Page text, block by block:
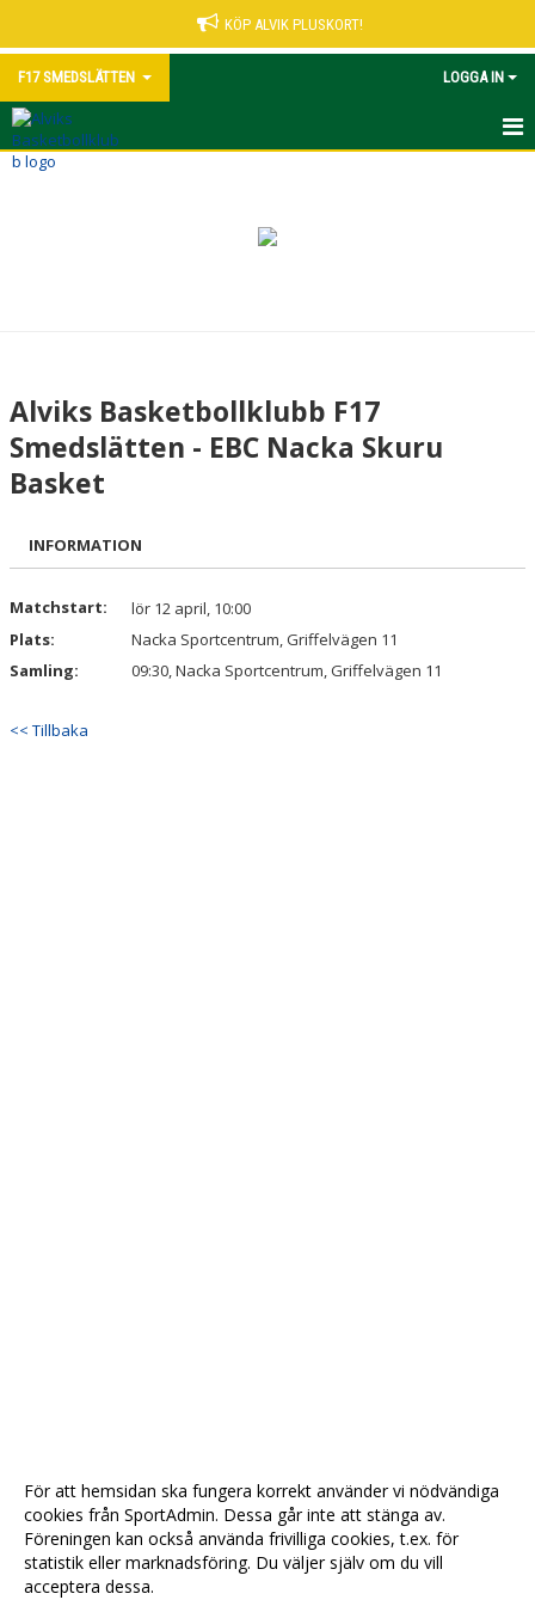
KÖP ALVIK PLUSKORT!
F17 SMEDSLÄTTEN LOGGA IN
HEM
BILDGALLERI
DOKUMENT
Alviks Basketbollklubb F17
Smedslätten - EBC Nacka Skuru
Basket
INFORMATION
Matchstart:
lör 12 april, 10:00
Plats:
Nacka Sportcentrum, Griffelvägen 11
Samling:
09:30, Nacka Sportcentrum, Griffelvägen 11
<< Tillbaka
För att hemsidan ska fungera korrekt använder vi nödvändiga
cookies från SportAdmin. Dessa går inte att stänga av.
Föreningen kan också använda frivilliga cookies, t.ex. för
statistik eller marknadsföring. Du väljer själv om du vill
acceptera dessa.